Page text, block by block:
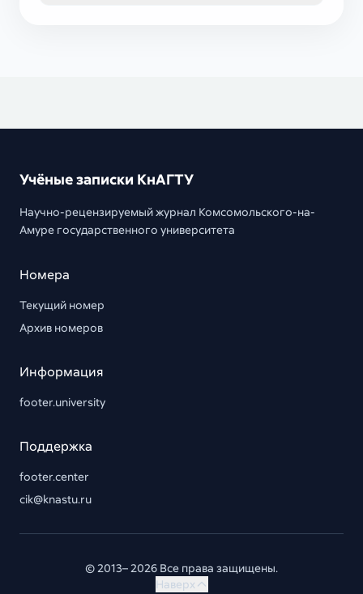
Учёные записки КнАГТУ
Научно-рецензируемый журнал Комсомольского-на-
Амуре государственного университета
Номера
Текущий номер
Архив номеров
Информация
footer.university
Поддержка
footer.center
cik@knastu.ru
© 2013– 2026 Все права защищены.
Наверх